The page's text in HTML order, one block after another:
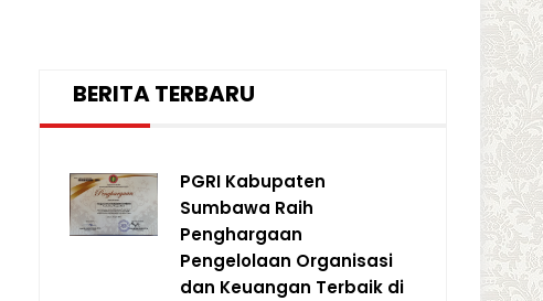
BERITA TERBARU
PGRI Kabupaten
Sumbawa Raih
Penghargaan
Pengelolaan Organisasi
dan Keuangan Terbaik di